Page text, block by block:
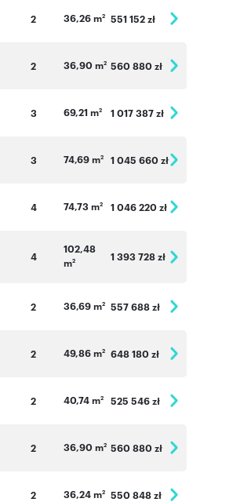
2 36,26 m2 551 152 zł
2 36,90 m2 560 880 zł
3 69,21 m2 1 017 387 zł
3 74,69 m2 1 045 660 zł
4 74,73 m2 1 046 220 zł
4
102,48
m2 1 393 728 zł
2 36,69 m2 557 688 zł
2 49,86 m2 648 180 zł
2 40,74 m2 525 546 zł
2 36,90 m2 560 880 zł
2 36,24 m2 550 848 zł